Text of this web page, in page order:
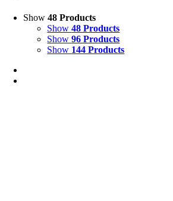
Show48 Products
Show48 Products
Show96 Products
Show 144 Products